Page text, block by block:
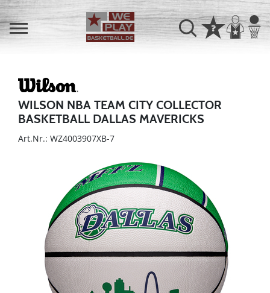
WILSON NBA TEAM CITY COLLECTOR
BASKETBALL DALLAS MAVERICKS
Art.Nr.: WZ4003907XB-7